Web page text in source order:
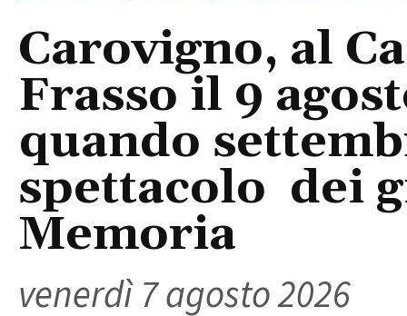
Carovigno, al
Frasso il 9
quando
spettacolo dei
Memoria
venerdì 7 agosto 2026